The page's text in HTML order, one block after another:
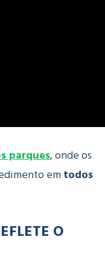
parques, onde os
emtodos
O